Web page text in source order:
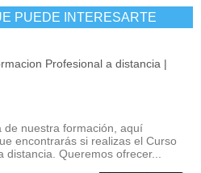
PUEDE INTERESARTE
Profesional a distancia |
de nuestra formación, aquí
encontrarás si realizas el Curso
Queremos ofrecer...